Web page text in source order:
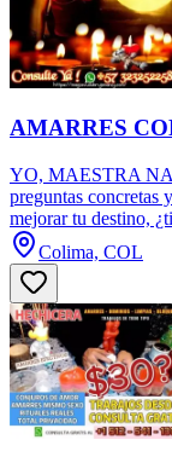
AMARRES
YO, MAESTRA
preguntas concretas
mejorar tu destino,
Colima, COL